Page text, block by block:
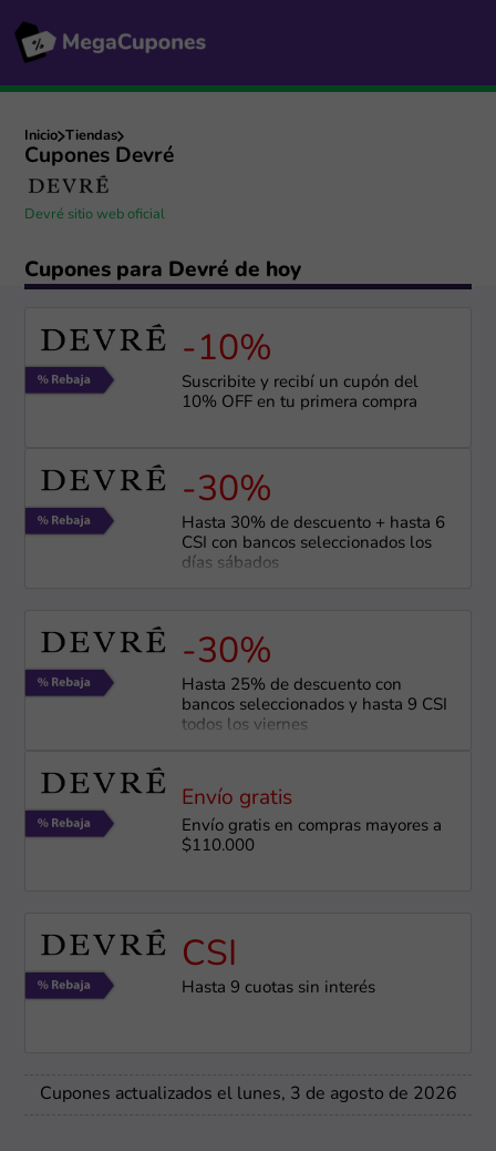
Inicio Tiendas
Cupones Devré
Devré sitio web oficial
Cupones para Devré de hoy
-10%
Suscribite y recibí un cupón del
10% OFF en tu primera compra
-30%
Hasta 30% de descuento + hasta 6
CSI con bancos seleccionados los
días sábados
-30%
Hasta 25% de descuento con
bancos seleccionados y hasta 9 CSI
todos los viernes
Envío gratis
Envío gratis en compras mayores a
$110.000
CSI
Hasta 9 cuotas sin interés
Cupones actualizados el lunes, 3 de agosto de 2026